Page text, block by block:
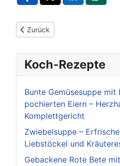
Vorheriger Beitrag:
Zurück
Koch-Rezepte
Bunte Gemüsesuppe mit
pochierten Eiern –
Komplettgericht
Zwiebelsuppe –
Liebstöckel und
Gebackene Rote Bete